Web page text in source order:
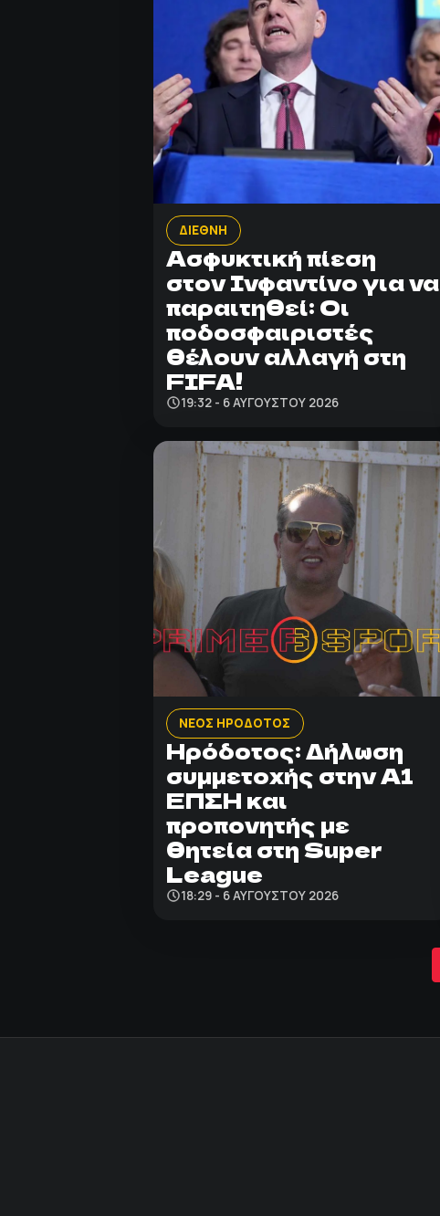
ΔΙΕΘΝΗ
Ασφυκτική πίεση
στον Ινφαντίνο για να
παραιτηθεί: Οι
ποδοσφαιριστές
θέλουν αλλαγή στη
FIFA!
19:32 - 6 ΑΥΓΟΎΣΤΟΥ 2026
ΝΕΟΣ ΗΡΟΔΟΤΟΣ
Ηρόδοτος: Δήλωση
συμμετοχής στην Α1
ΕΠΣΗ και
προπονητής με
θητεία στη Super
League
18:29 - 6 ΑΥΓΟΎΣΤΟΥ 2026